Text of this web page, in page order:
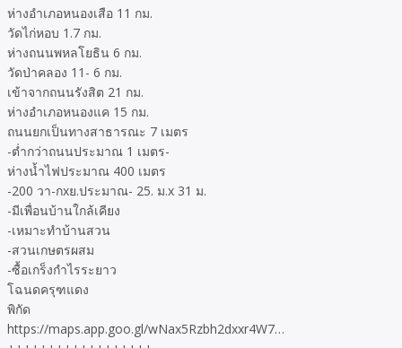
ห่างอำเภอหนองเสือ 11 กม.
วัดไก่หอบ 1.7 กม.
ห่างถนนพหลโยธิน 6 กม.
วัดป่าคลอง 11- 6 กม.
เข้าจากถนนรังสิต 21 กม.
ห่างอำเภอหนองแค 15 กม.
ถนนยกเป็นทางสาธารณะ 7 เมตร
-ต่ำกว่าถนนประมาณ 1 เมตร-
ห่างน้ำไฟประมาณ 400 เมตร
-200 วา-กxย.ประมาณ- 25. ม.x 31 ม.
-มีเพื่อนบ้านใกล้เคียง
-เหมาะทำบ้านสวน
-สวนเกษตรผสม
-ซื้อเกร็งกำไรระยาว
โฉนดครุฑแดง
พิกัด
https://maps.app.goo.gl/wNax5Rzbh2dxxr4W7…